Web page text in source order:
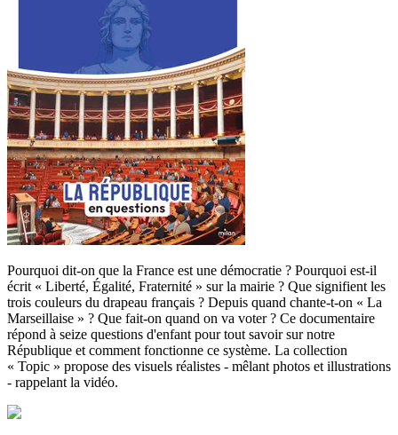
Pourquoi dit-on que la France est une démocratie ? Pourquoi est-il
écrit « Liberté, Égalité, Fraternité » sur la mairie ? Que signifient les
trois couleurs du drapeau français ? Depuis quand chante-t-on « La
Marseillaise » ? Que fait-on quand on va voter ? Ce documentaire
répond à seize questions d'enfant pour tout savoir sur notre
République et comment fonctionne ce système. La collection
« Topic » propose des visuels réalistes - mêlant photos et illustrations
- rappelant la vidéo.